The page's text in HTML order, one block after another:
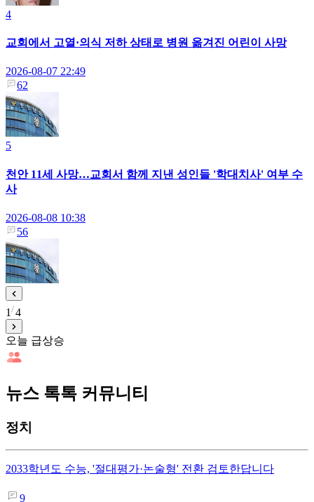
4
교회에서 고열·의식 저하 상태로 병원 옮겨진 어린이 사망
2026-08-07 22:49
62
5
천안 11세 사망…교회서 함께 지낸 성인들 '학대치사' 여부 수
사
2026-08-08 10:38
56
1 4
오늘 급상승
뉴스 톡톡 커뮤니티
정치
2033학년도 수능, '절대평가·논술형' 전환 검토한답니다
9